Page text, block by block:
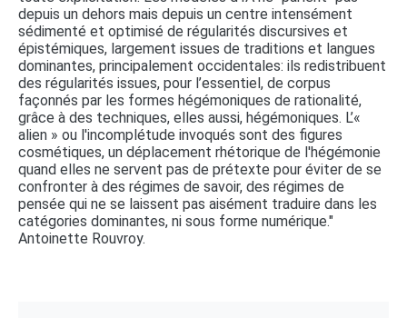
depuis un dehors mais depuis un centre intensément
sédimenté et optimisé de régularités discursives et
épistémiques, largement issues de traditions et langues
dominantes, principalement occidentales: ils redistribuent
des régularités issues, pour l’essentiel, de corpus
façonnés par les formes hégémoniques de rationalité,
grâce à des techniques, elles aussi, hégémoniques. L’«
alien » ou l'incomplétude invoqués sont des figures
cosmétiques, un déplacement rhétorique de l'hégémonie
quand elles ne servent pas de prétexte pour éviter de se
confronter à des régimes de savoir, des régimes de
pensée qui ne se laissent pas aisément traduire dans les
catégories dominantes, ni sous forme numérique."
Antoinette Rouvroy.